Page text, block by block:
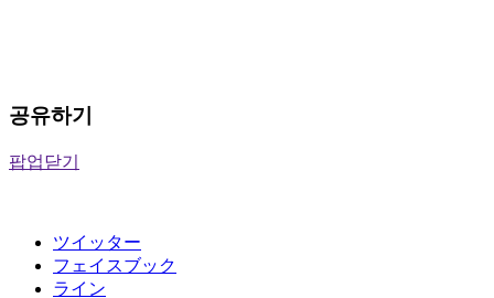
공유하기
팝업닫기
ツイッター
フェイスブック
ライン